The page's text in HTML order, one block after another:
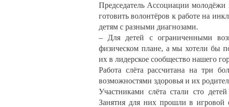
Председатель Ассоциации молодёжи
готовить волонтёров к работе на
детям с разными диагнозами.
– Для детей с ограниченными
физическом плане, а мы хотели бы
их в лидерское сообщество нашего
Работа слёта рассчитана на три
возможностями здоровья и их
Участниками слёта стали сто
Занятия для них прошли в игровой